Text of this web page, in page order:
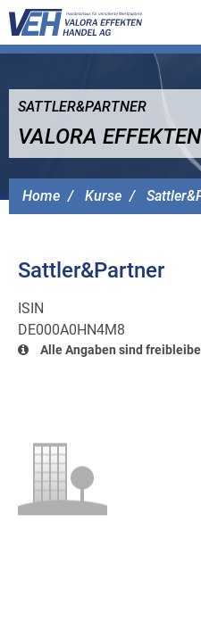
Home Kurse
SATTLER&PARTNER
VALORA
Sattler&Partner
ISIN
DE000A0HN4M8
Alle Angaben sind